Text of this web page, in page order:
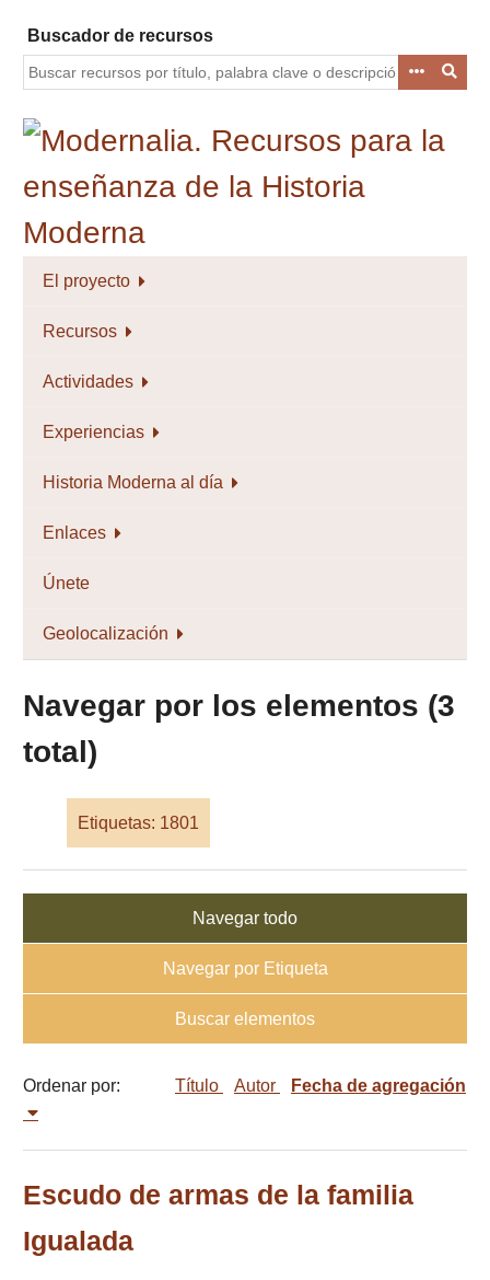
contenido
principal
Buscador de recursos
El proyecto
Recursos
Actividades
Experiencias
Historia Moderna al día
Enlaces
Únete
Geolocalización
Navegar por los elementos (3
total)
Etiquetas: 1801
Navegar todo
Navegar por Etiqueta
Buscar elementos
Ordenar por: Título Autor Fecha de agregación
Escudo de armas de la familia
Igualada